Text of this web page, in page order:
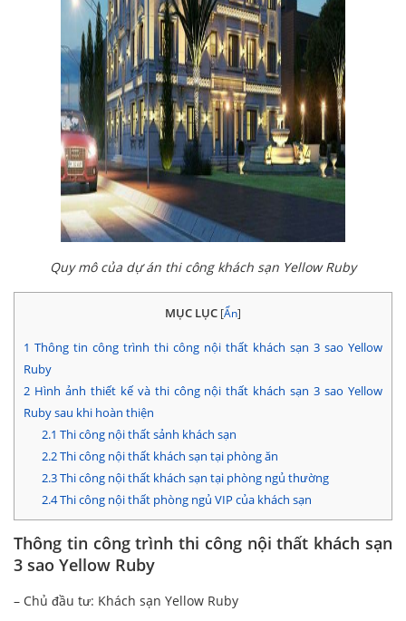
Quy mô của dự án thi công khách sạn Yellow Ruby
MỤC LỤC [Ẩn]
1 Thông tin công trình thi công nội thất khách sạn 3 sao Yellow
Ruby
2 Hình ảnh thiết kế và thi công nội thất khách sạn 3 sao Yellow
Ruby sau khi hoàn thiện
2.1 Thi công nội thất sảnh khách sạn
2.2Thi công nội thất khách sạn tại phòng ăn
2.3Thi công nội thất khách sạn tại phòng ngủ thường
2.4Thi công nội thất phòng ngủ VIP của khách sạn
Thông tin công trình thi công nội thất khách sạn
3 sao Yellow Ruby
– Chủ đầu tư: Khách sạn Yellow Ruby